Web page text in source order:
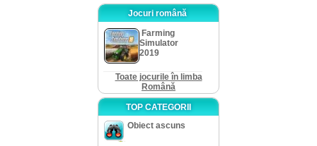
Jocuri română
Farming
Simulator
2019
Toate jocurile în limba
Română
TOP CATEGORII
Obiect ascuns